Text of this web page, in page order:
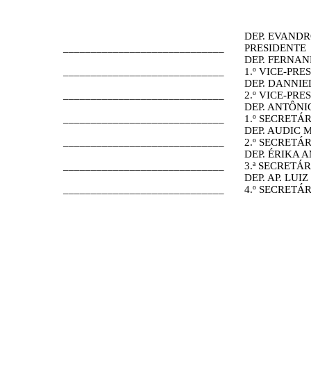
DEP.
PRESIDENTE
DEP.
1.º VICE-
DEP.
2.º VICE-
DEP.
1.º
DEP. AUDIC
2.º
DEP. ÉRIKA
3.ª
DEP. AP.
4.º